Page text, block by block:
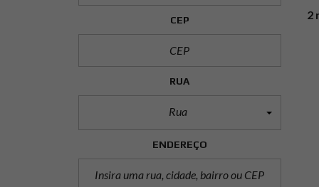
CEP
RUA
Rua
ENDEREÇO
2